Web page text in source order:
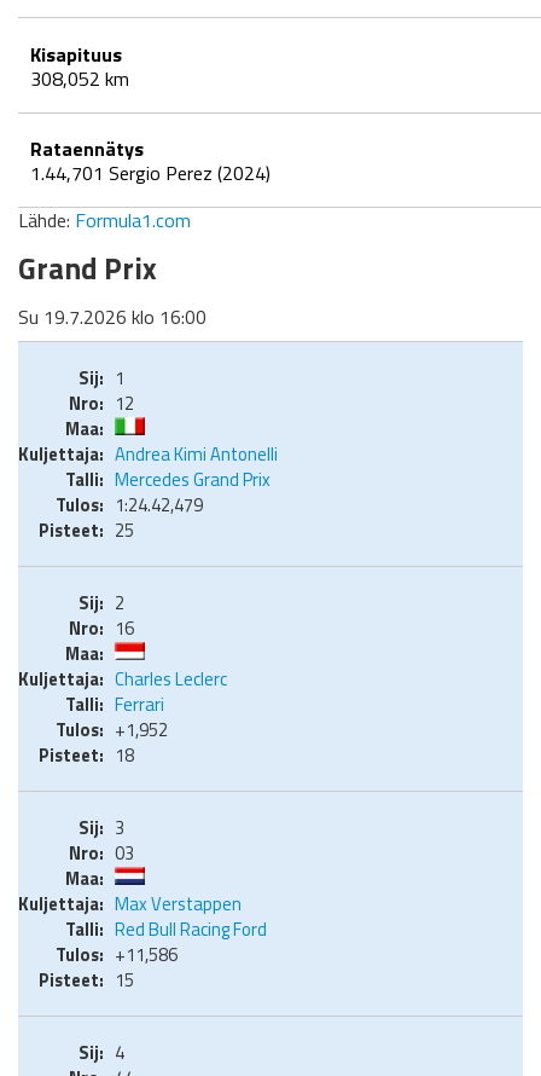
Kisapituus
308,052 km
Rataennätys
1.44,701 Sergio Perez (2024)
Lähde: Formula1.com
Grand Prix
Su 19.7.2026 klo 16:00
1
12
Andrea Kimi Antonelli
Mercedes Grand Prix
1:24.42,479
25
2
16
Charles Leclerc
Ferrari
+1,952
18
3
03
Max Verstappen
Red Bull Racing Ford
+11,586
15
4